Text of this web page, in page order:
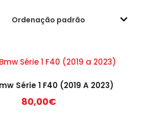
Série 1 F40 (2019 A 2023)
80,00€